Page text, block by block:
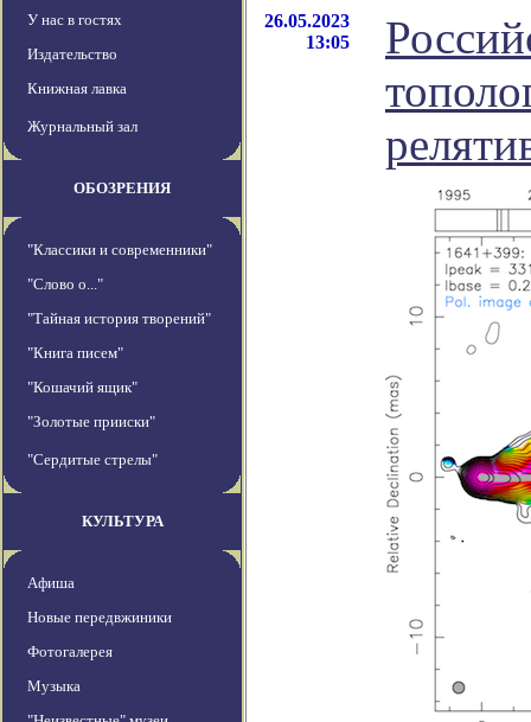
У нас в гостях
Издательство
Книжная лавка
Журнальный зал
ОБОЗРЕНИЯ
"Классики и современники"
"Слово о..."
"Тайная история творений"
"Книга писем"
"Кошачий ящик"
"Золотые прииски"
"Сердитые стрелы"
КУЛЬТУРА
Афиша
Новые передвжиники
Фотогалерея
Музыка
26.05.2023
13:05